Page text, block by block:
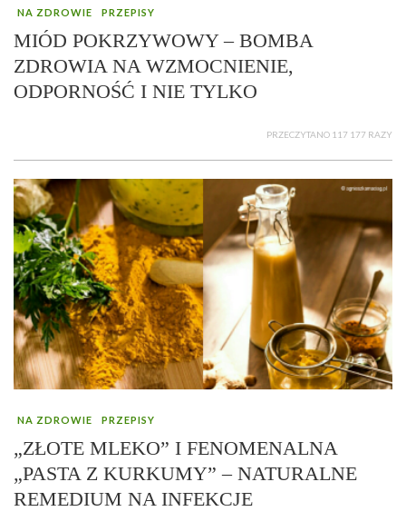
NA ZDROWIE PRZEPISY
MIÓD POKRZYWOWY – BOMBA
ZDROWIA NA WZMOCNIENIE,
ODPORNOŚĆ I NIE TYLKO
PRZECZYTANO 117 177 RAZY
NA ZDROWIE PRZEPISY
„ZŁOTE MLEKO” I FENOMENALNA
„PASTA Z KURKUMY” – NATURALNE
REMEDIUM NA INFEKCJE